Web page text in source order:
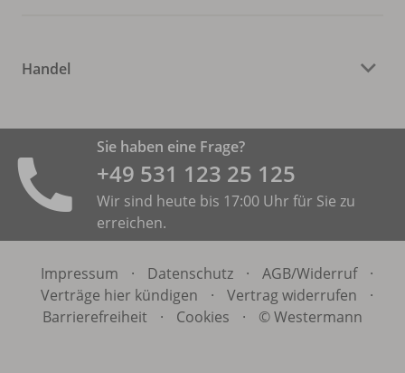
Handel
Sie haben eine Frage?
+49 531 ­123 25 125
Wir sind heute bis 17:00 Uhr für Sie zu
erreichen.
Impressum · Datenschutz · AGB/Widerruf
·
Verträge hier kündigen
· Vertrag widerrufen
·
Barrierefreiheit
· Cookies · © Westermann